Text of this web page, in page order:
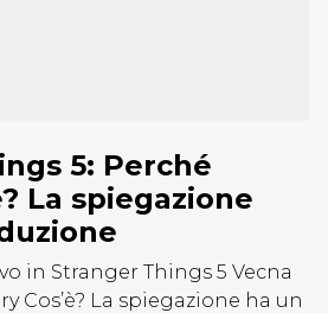
5: Perché
La spiegazione
in Stranger Things 5 Vecna
Cos’è? La spiegazione ha un